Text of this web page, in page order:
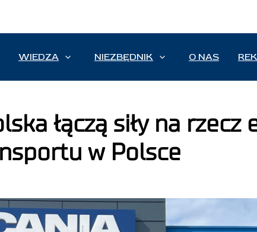
WIEDZA NIEZBĘDNIK O NAS
łączą siły na
w Polsce